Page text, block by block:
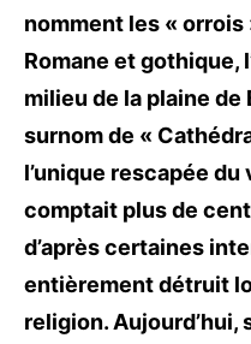
nomment les « orrois
Romane et gothique,
milieu de la plaine de
surnom de «
l’unique rescapée du
comptait plus de
d’après certaines
entièrement détruit
religion.